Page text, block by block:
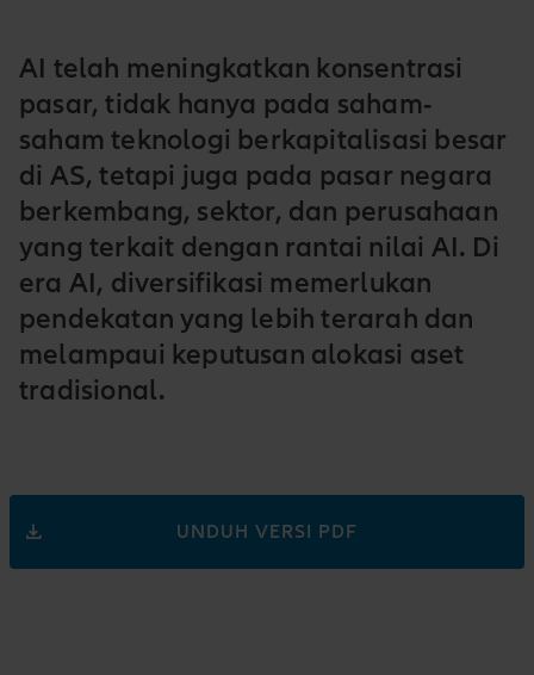
AI telah meningkatkan konsentrasi
pasar, tidak hanya pada saham-
saham teknologi berkapitalisasi besar
di AS, tetapi juga pada pasar negara
berkembang, sektor, dan perusahaan
yang terkait dengan rantai nilai AI. Di
era AI, diversifikasi memerlukan
pendekatan yang lebih terarah dan
melampaui keputusan alokasi aset
tradisional.
UNDUH VERSI PDF